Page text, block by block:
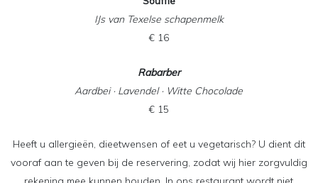
IJs van Texelse schapenmelk
€ 16
Rabarber
Aardbei · Lavendel · Witte Chocolade
€ 15
Heeft u allergieën, dieetwensen of eet u vegetarisch? U dient dit
vooraf aan te geven bij de reservering, zodat wij hier zorgvuldig